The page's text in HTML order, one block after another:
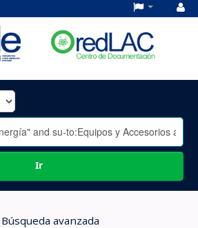
Ir
Búsqueda avanzada